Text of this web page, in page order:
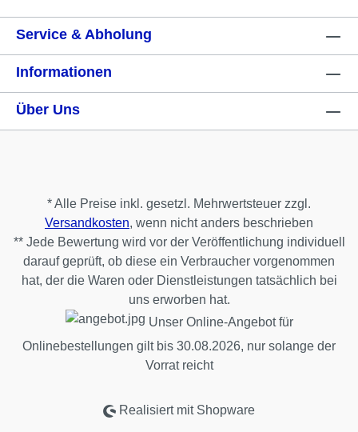
Service & Abholung
Informationen
Über Uns
* Alle Preise inkl. gesetzl. Mehrwertsteuer zzgl.
Versandkosten, wenn nicht anders beschrieben
** Jede Bewertung wird vor der Veröffentlichung individuell
darauf geprüft, ob diese ein Verbraucher vorgenommen
hat, der die Waren oder Dienstleistungen tatsächlich bei
uns erworben hat.
Unser Online-Angebot für
Onlinebestellungen gilt bis 30.08.2026, nur solange der
Vorrat reicht
Realisiert mit Shopware